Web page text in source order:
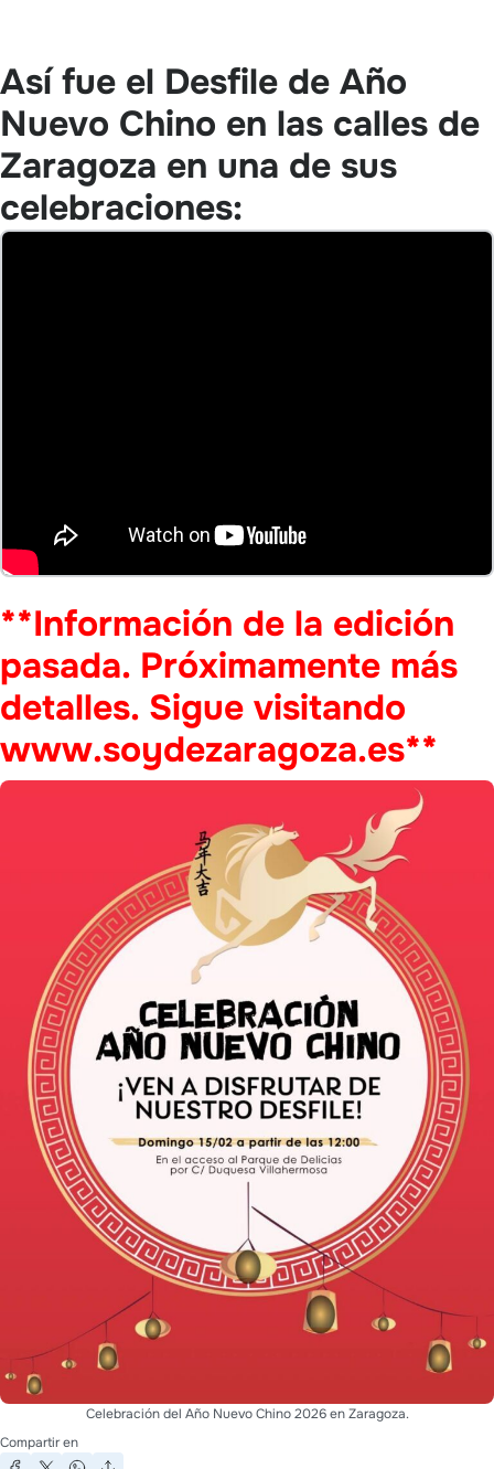
Así fue el Desfile de Año
Nuevo Chino en las calles de
Zaragoza en una de sus
celebraciones:
**Información de la edición
pasada. Próximamente más
detalles. Sigue visitando
www.soydezaragoza.es**
Celebración del Año Nuevo Chino 2026 en Zaragoza.
Compartir en